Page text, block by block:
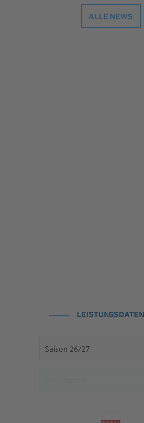
ALLE NEWS
LEISTUNGSDATEN